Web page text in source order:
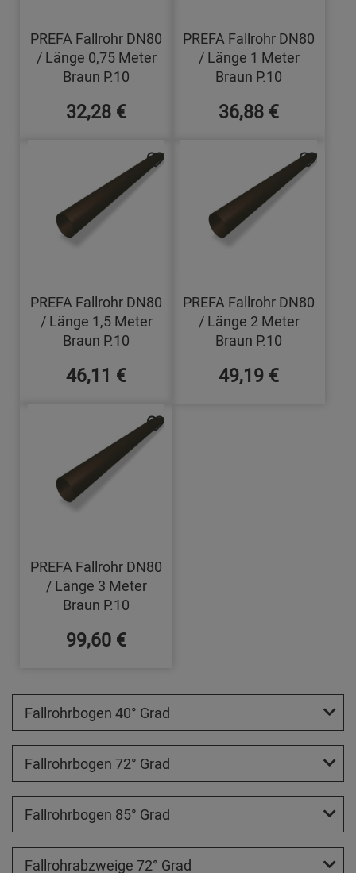
PREFA Fallrohr DN80
/ Länge 0,75 Meter
Braun P.10
32,28 €
PREFA Fallrohr DN80
/ Länge 1 Meter
Braun P.10
36,88 €
PREFA Fallrohr DN80
/ Länge 1,5 Meter
Braun P.10
46,11 €
PREFA Fallrohr DN80
/ Länge 2 Meter
Braun P.10
49,19 €
PREFA Fallrohr DN80
/ Länge 3 Meter
Braun P.10
99,60 €
Fallrohrbogen 40° Grad
Fallrohrbogen 72° Grad
Fallrohrbogen 85° Grad
Fallrohrabzweige 72° Grad